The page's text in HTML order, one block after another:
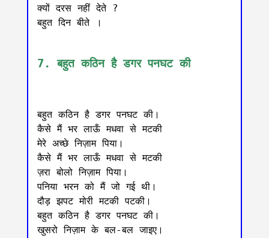
क्यों दरस नहीं देते ?
बहुत दिन बीते ।
7. बहुत कठिन है डगर पनघट की
बहुत कठिन है डगर पनघट की।
कैसे मैं भर लाऊँ मधवा से मटकी
मेरे अच्छे निज़ाम पिया।
कैसे मैं भर लाऊँ मधवा से मटकी
ज़रा बोलो निज़ाम पिया।
पनिया भरन को मैं जो गई थी।
दौड़ झपट मोरी मटकी पटकी।
बहुत कठिन है डगर पनघट की।
खुसरो निज़ाम के बल-बल जाइए।